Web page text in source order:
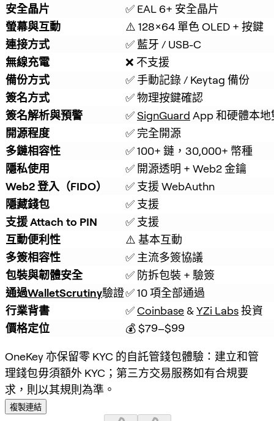
安全晶片
✅ EAL 6+ 安全晶片
螢幕與互動
⚠️ 128×64 單色 OLED + 按鍵
連接方式
✅ 藍牙 / USB-C
無線充電
❌ 不支援
備份方式
✅ 手動記錄 / Keytag 備份
簽名方式
✅ 物理按鍵確認
簽名解析與預警
✅ SignGuard App 和硬體本
開源程度
✅ 完全開源
多鏈相容性
✅ 100+ 鏈，30,000+ 幣種
隱私使用
✅ 開源透明 + Web2 金鑰
Web2 登入（FIDO）
✅ 支援 WebAuthn
隱藏錢包
✅ 支援
支援 Attach to PIN
✅ 支援
互動便利性
⚠️ 基本互動
多簽相容性
✅ 主流多簽協議
包裝與韌體安全
✅ 防拆包裝 + 驗簽
通過WalletScrutiny驗證✅ 10 項全部通過
行業背書
✅ Coinbase & YZi Labs 投資
價格定位
💰 $79–$99
OneKey 亦保留零 KYC 的自託管錢包體驗：建立和管
理錢包毋須額外 KYC；第三方交易服務如有合規要
求，則以其規則為準。
複製連結